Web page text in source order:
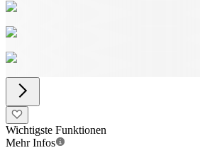
Wichtigste Funktionen
Mehr Infos